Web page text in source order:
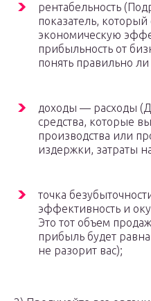
рентабельность
показатель,
экономическую
прибыльность от
понять правильно
доходы — расходы
средства, которые
производства или
издержки, затраты
точка
эффективность и
Это тот объем
прибыль будет
не разорит вас);